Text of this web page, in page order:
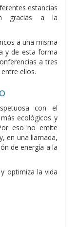
estancias
gracias a la
a una misma
y de esta forma
a tres
ellos.
con el
ecológicos y
eso no emite
en una llamada,
de energía a la
optimiza la vida